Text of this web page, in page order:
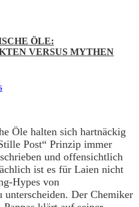
ÖLE:
VERSUS MYTHEN
Öle halten sich hartnäckig
Post“ Prinzip immer
und offensichtlich
ist es für Laien nicht
Hypes von
unterscheiden. Der Chemiker